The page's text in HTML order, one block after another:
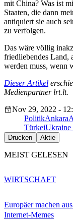
mit China? Was ist
Staaten, die dann
antiquiert sie auch
zu verfolgen.
Das wäre völlig
friedliebendes Land,
werden muss, wenn
Dieser Artikel
Medienpartner lrt.lt.
Nov 29, 2022 -
PolitikAnkara
TürkeiUkraine
Drucken Aktie
MEIST GELESEN
Europäer machen
Internet-Memes
WIRTSCHAFT